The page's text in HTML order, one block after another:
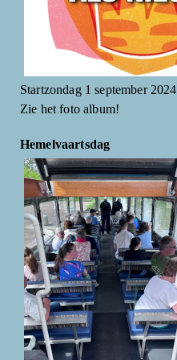
Startzondag 1 september 2024
Zie het foto album!
Hemelvaartsdag